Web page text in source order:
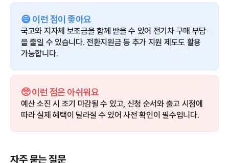
😄 이런 점이 좋아요
국고와 지자체 보조금을 함께 받을 수 있어 전기차 구매 부담
을 줄일 수 있습니다. 전환지원금 등 추가 지원 제도도 활용
가능합니다.
🥺 이런 점은 아쉬워요
예산 소진 시 조기 마감될 수 있고, 신청 순서와 출고 시점에
따라 실제 혜택이 달라질 수 있어 사전 확인이 필수입니다.
자주 묻는 질문